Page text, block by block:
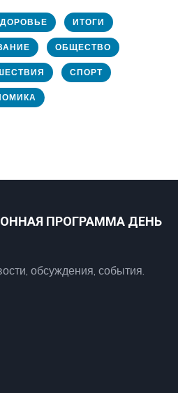
ИТОГИ
ОБЩЕСТВО
СПОРТ
ПРОГРАММА ДЕНЬ
обсуждения, события.